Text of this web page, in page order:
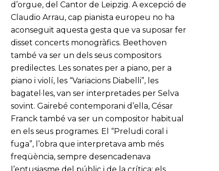
d’orgue, del Cantor de Leipzig. A excepció de
Claudio Arrau, cap pianista europeu no ha
aconseguit aquesta gesta que va suposar fer
disset concerts monogràfics. Beethoven
també va ser un dels seus compositors
predilectes. Les sonates per a piano, per a
piano i violí, les “Variacions Diabelli”, les
bagatel·les, van ser interpretades per Selva
sovint. Gairebé contemporani d’ella, César
Franck també va ser un compositor habitual
en els seus programes. El “Preludi coral i
fuga”, l’obra que interpretava amb més
freqüència, sempre desencadenava